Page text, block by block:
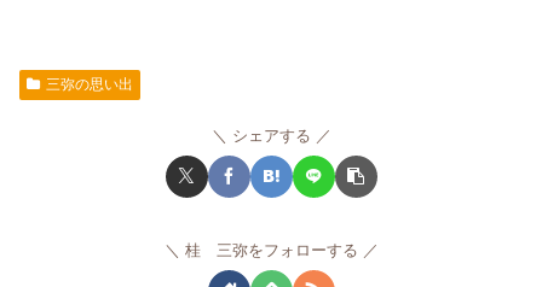
三弥の思い出
シェアする
桂 三弥をフォローする